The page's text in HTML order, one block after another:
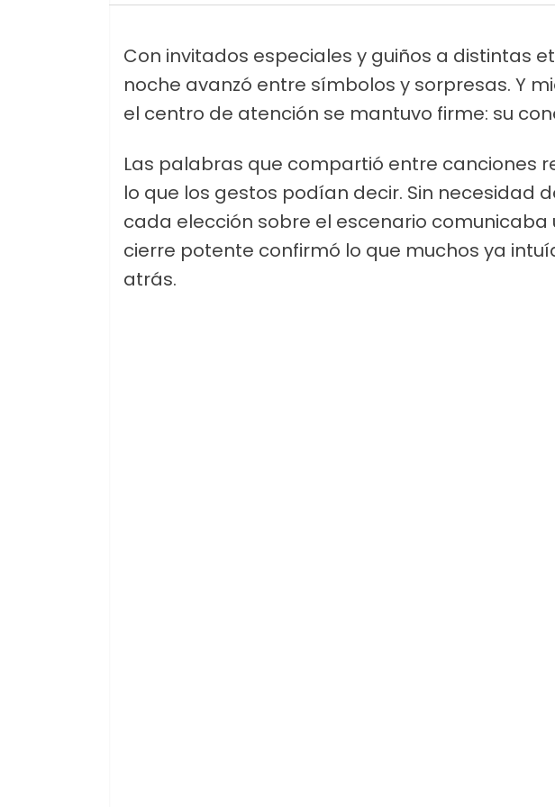
Con invitados especiales y guiños a distintas
noche avanzó entre símbolos y sorpresas. Y
el centro de atención se mantuvo firme: su
Las palabras que compartió entre canciones
lo que los gestos podían decir. Sin necesidad
cada elección sobre el escenario comunicaba
cierre potente confirmó lo que muchos ya
atrás.